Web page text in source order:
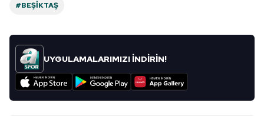
#BEŞIKTAŞ
UYGULAMALARIMIZI İNDİRİN!